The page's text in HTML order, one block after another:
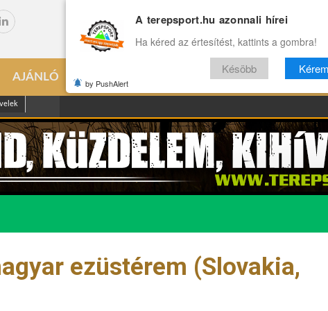
ENG Reviews Archívum
AJÁNLÓ ÉLETMÓD VILÁG
ezüstérem (Slovakia,
A terepsport.hu azonnali hírei
Ha kéred az értesítést, kattints a gombra!
Késöbb Kérem
by PushAlert